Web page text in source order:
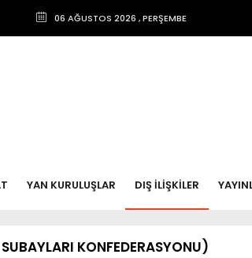
06 AĞUSTOS 2026 , PERŞEMBE
YAN KURULUŞLAR DIŞ İLİŞKİLER
KONFEDERASYONU)